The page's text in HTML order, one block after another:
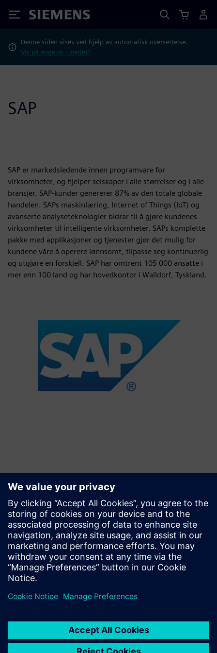
Siemens
Denne siden vises ved hjelp av automatisk oversettelse.
Vis på engelsk i stedet?
SAP
SAP er markedsledende innen programvare for
virksomheter, og hjelper selskaper i alle størrelser og i alle
bransjer. SAP-kunder genererer 87% av den totale globale
handelen. SAPs maskinlæring, Internet of Things (IoT) og
avanserte analyseteknologier bidrar til å gjøre kundenes
virksomheter til intelligente virksomheter. SAPs komplette
pakke med applikasjoner og tjenester gjør det mulig for
kundene våre å operere lønnsomt, tilpasse seg kontinuerlig
og utgjøre en forskjell. SAP har omtrent 105 000 ansatte i
mer enn 100 land og har hovedkontor i Walldorf, Tyskland.
Bevegelse
Build
Utvider eller bygger på et Siemens Xcelerator-produkt/-
løsning ved å lage et nytt produkt, eller skaper en ny
kundeløsning via integrering av Siemens Xcelerator-
produkt og eget produkt